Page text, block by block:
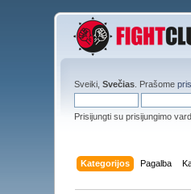
Sveiki,Svečias . Prašome
Prisijungti su prisijungimo
Kategorijos Pagalba